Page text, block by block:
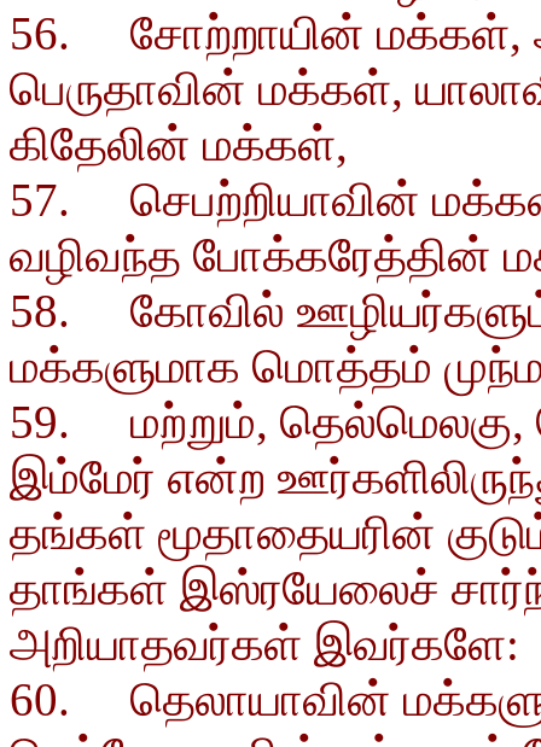
56. சோற்றாயின் மக்கள்,
பெருதாவின் மக்கள்,
கிதேலின் மக்கள்,
57. செபற்றியாவின்
வழிவந்த போக்கரேத்தின்
58. கோவில்
மக்களுமாக மொத்தம்
59. மற்றும், தெல்மெலகு,
இம்மேர் என்ற
தங்கள் மூதாதையரின்
தாங்கள் இஸ்ரயேலைச்
அறியாதவர்கள் இவர்களே:
60. தெலாயாவின்